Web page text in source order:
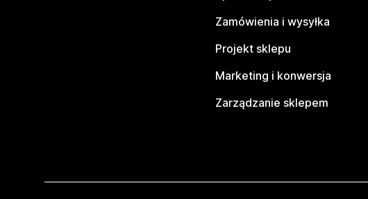
Zamówienia i wysyłka
Projekt sklepu
Marketing i konwersja
Zarządzanie sklepem